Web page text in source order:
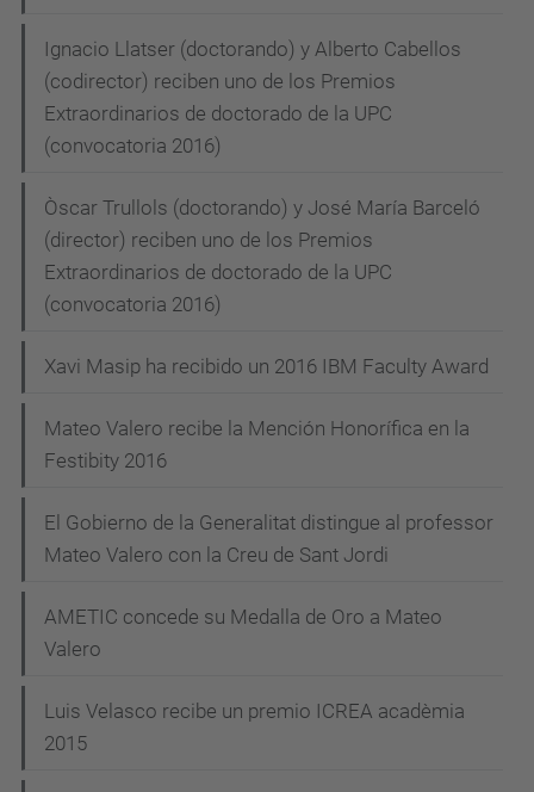
Ignacio Llatser (doctorando) y Alberto Cabellos
(codirector) reciben uno de los Premios
Extraordinarios de doctorado de la UPC
(convocatoria 2016)
Òscar Trullols (doctorando) y José María Barceló
(director) reciben uno de los Premios
Extraordinarios de doctorado de la UPC
(convocatoria 2016)
Xavi Masip ha recibido un 2016 IBM Faculty Award
Mateo Valero recibe la Mención Honorífica en la
Festibity 2016
El Gobierno de la Generalitat distingue al professor
Mateo Valero con la Creu de Sant Jordi
AMETIC concede su Medalla de Oro a Mateo
Valero
Luis Velasco recibe un premio ICREA acadèmia
2015